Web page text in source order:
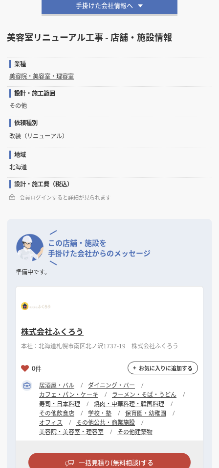
手掛けた会社情報へ
美容室リニューアル工事 - 店舗・施設情報
業種
美容院・美容室・理容室
設計・施工範囲
その他
依頼種別
改装（リニューアル）
地域
北海道
設計・施工費（税込）
会員ログインすると詳細が見られます
この店舗・施設を
手掛けた会社からのメッセージ
準備中です。
株式会社ふくろう
本社：北海道札幌市南区北ノ沢1737-19 株式会社ふくろう
0件 お気に入りに追加する
居酒屋・バル
ダイニング・バー
カフェ・パン・ケーキ
ラーメン・そば・うどん
寿司・日本料理
焼肉・中華料理・韓国料理
その他飲食店
学校・塾
保育園・幼稚園
オフィス
その他公共・商業施設
美容院・美容室・理容室
その他建築物
一括見積り(無料相談)する